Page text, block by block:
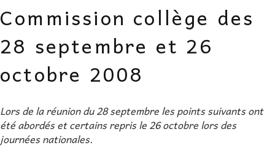
AU FIL DES MATHS
LIBRAIRIE
Commission collège des
28 septembre et 26
octobre 2008
Lors de la réunion du 28 septembre les points suivants ont
été abordés et certains repris le 26 octobre lors des
journées nationales.